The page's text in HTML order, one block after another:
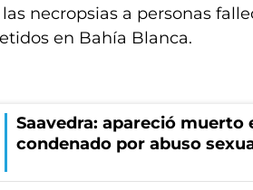
necropsias a personas
en Bahía Blanca.
Saavedra: apareció muerto
condenado por abuso